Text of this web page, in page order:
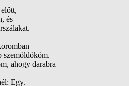
és
szemöldököm.
ahogy darabra
Egy.